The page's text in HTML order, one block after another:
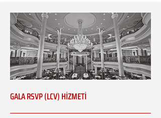
GALA RSVP (LCV) HİZMETİ